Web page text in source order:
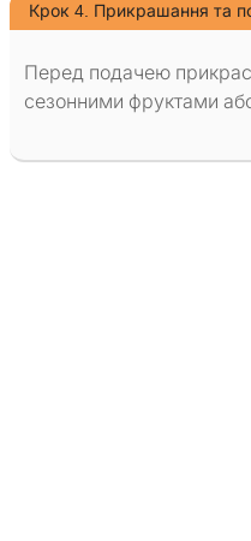
Крок 4. Прикрашання та
Перед подачею
сезонними фруктами